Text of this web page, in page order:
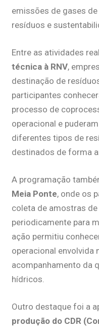
emissões de gases
resíduos e
Entre as atividades
técnica à RNV,
destinação de
participantes
processo de
operacional e
diferentes tipos de
destinados de forma
A programação
Meia Ponte, onde os
coleta de amostras
periodicamente para
ação permitiu
operacional envolvida
acompanhamento da
hídricos.
Outro destaque foi a
produção do CDR